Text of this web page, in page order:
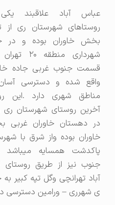
عباس آباد علاقبند یکی از
روستاهای شهرستان ری از توابع
بخش خاوران بوده و در حریم
شهرداری منطقه ۲۰ تهران ودر
قسمت جنوب غربی جاده خاوران
واقع شده و دسترسی آسان به
مناطق شهری دارد .این روستا
آخرین روستای شهرستان ری واقع
در دهستان خاوران غربی بخش
خاوران بوده واز شرق با شهرستان
پاکدشت همسایه میباشد . از
جنوب نیز از طریق روستای کریم
آباد تهرانچی وگل تپه کبیر به جاده
ی شهرری – ورامین دسترسی دارد.